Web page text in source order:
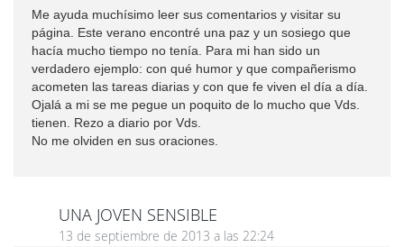
Me ayuda muchísimo leer sus comentarios y visitar su
página. Este verano encontré una paz y un sosiego que
hacía mucho tiempo no tenía. Para mi han sido un
verdadero ejemplo: con qué humor y que compañerismo
acometen las tareas diarias y con que fe viven el día a día.
Ojalá a mi se me pegue un poquito de lo mucho que Vds.
tienen. Rezo a diario por Vds.
No me olviden en sus oraciones.
UNA JOVEN SENSIBLE
13 de septiembre de 2013 a las 22:24